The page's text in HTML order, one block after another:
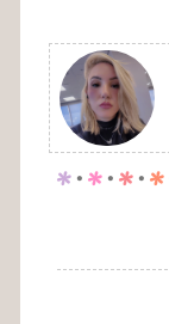
p . p . p . p